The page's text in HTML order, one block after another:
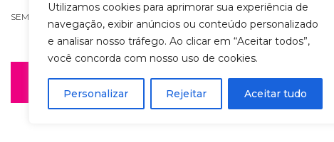
Utilizamos cookies para aprimorar sua experiência de
navegação, exibir anúncios ou conteúdo personalizado
e analisar nosso tráfego. Ao clicar em “Aceitar todos”,
você concorda com nosso uso de cookies.
Personalizar Rejeitar Aceitar tudo
SEM TÍTULO